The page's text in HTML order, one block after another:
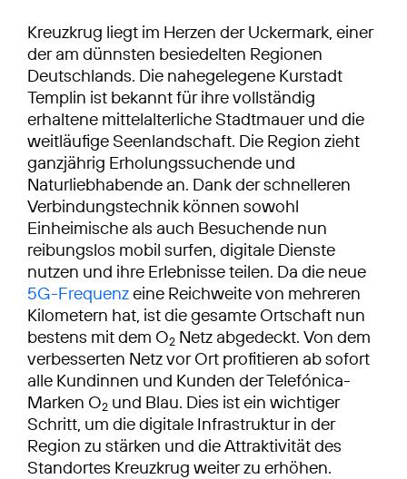
Kreuzkrug liegt im Herzen der Uckermark, einer
der am dünnsten besiedelten Regionen
Deutschlands. Die nahegelegene Kurstadt
Templin ist bekannt für ihre vollständig
erhaltene mittelalterliche Stadtmauer und die
weitläufige Seenlandschaft. Die Region zieht
ganzjährig Erholungssuchende und
Naturliebhabende an. Dank der schnelleren
Verbindungstechnik können sowohl
Einheimische als auch Besuchende nun
reibungslos mobil surfen, digitale Dienste
nutzen und ihre Erlebnisse teilen. Da die neue
5G-Frequenzeine Reichweite von mehreren
Kilometern hat, ist die gesamte Ortschaft nun
bestens mit dem O2 Netz abgedeckt. Von dem
verbesserten Netz vor Ort profitieren ab sofort
alle Kundinnen und Kunden der Telefónica-
Marken O2 und Blau. Dies ist ein wichtiger
Schritt, um die digitale Infrastruktur in der
Region zu stärken und die Attraktivität des
Standortes Kreuzkrug weiter zu erhöhen.